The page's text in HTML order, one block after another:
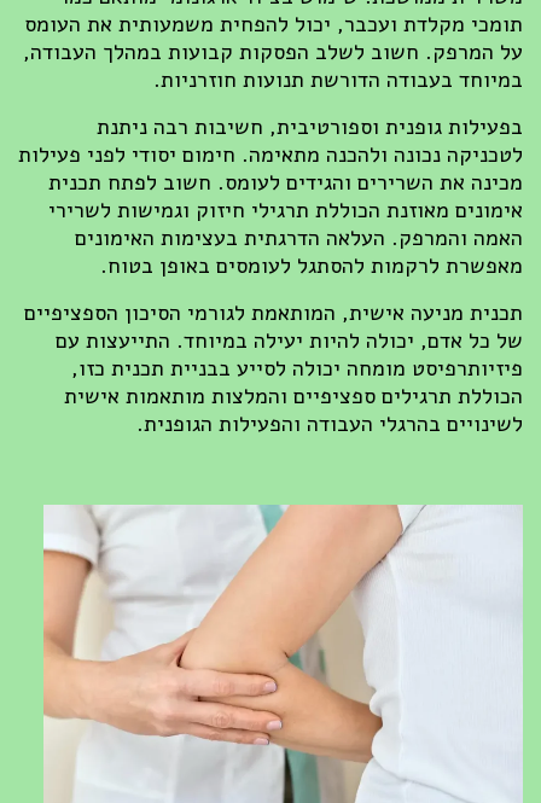
תומכי מקלדת ועכבר, יכול להפחית משמעותית את העומס
על המרפק. חשוב לשלב הפסקות קבועות במהלך העבודה,
במיוחד בעבודה הדורשת תנועות חוזרניות.
בפעילות גופנית וספורטיבית, חשיבות רבה ניתנת
לטכניקה נכונה ולהכנה מתאימה. חימום יסודי לפני פעילות
מכינה את השרירים והגידים לעומס. חשוב לפתח תכנית
אימונים מאוזנת הכוללת תרגילי חיזוק וגמישות לשרירי
האמה והמרפק. העלאה הדרגתית בעצימות האימונים
מאפשרת לרקמות להסתגל לעומסים באופן בטוח.
תכנית מניעה אישית, המותאמת לגורמי הסיכון הספציפיים
של כל אדם, יכולה להיות יעילה במיוחד. התייעצות עם
פיזיותרפיסט מומחה יכולה לסייע בבניית תכנית כזו,
הכוללת תרגילים ספציפיים והמלצות מותאמות אישית
לשינויים בהרגלי העבודה והפעילות הגופנית.